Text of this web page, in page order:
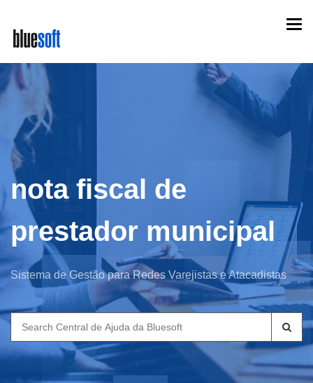
main
content
nota fiscal de
prestador municipal
Sistema de Gestão para Redes Varejistas e Atacadistas
Search
for: